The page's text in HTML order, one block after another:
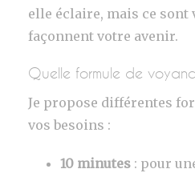
elle éclaire, mais ce sont
façonnent votre avenir.
Quelle formule de
Je propose différentes
vos besoins :
10 minutes : pour